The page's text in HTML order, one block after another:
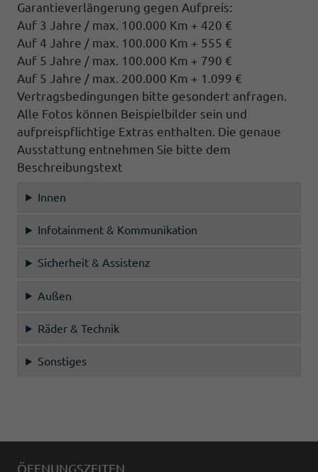
Garantieverlängerung gegen Aufpreis:
Auf 3 Jahre / max. 100.000 Km + 420 €
Auf 4 Jahre / max. 100.000 Km + 555 €
Auf 5 Jahre / max. 100.000 Km + 790 €
Auf 5 Jahre / max. 200.000 Km + 1.099 €
Vertragsbedingungen bitte gesondert anfragen.
Alle Fotos können Beispielbilder sein und
aufpreispflichtige Extras enthalten. Die genaue
Ausstattung entnehmen Sie bitte dem
Beschreibungstext
Innen
Infotainment & Kommunikation
Sicherheit & Assistenz
Außen
Räder & Technik
Sonstiges
ÖFFNUNGSZEITEN